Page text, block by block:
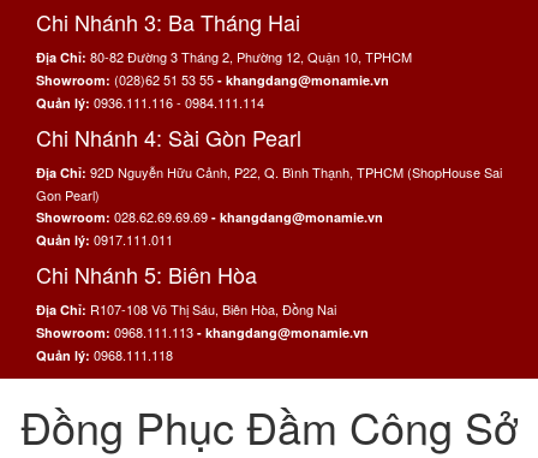
Chi Nhánh 3: Ba Tháng Hai
Địa Chỉ: 80-82 Đường 3 Tháng 2, Phường 12, Quận 10, TPHCM
Showroom: (028)62 51 53 55 - khangdang@monamie.vn
Quản lý: 0936.111.116 - 0984.111.114
Chi Nhánh 4: Sài Gòn Pearl
Địa Chỉ: 92D Nguyễn Hữu Cảnh, P22, Q. Bình Thạnh, TPHCM (ShopHouse Sai
Gon Pearl)
Showroom: 028.62.69.69.69 - khangdang@monamie.vn
Quản lý: 0917.111.011
Chi Nhánh 5: Biên Hòa
Địa Chỉ: R107-108 Võ Thị Sáu, Biên Hòa, Đồng Nai
Showroom: 0968.111.113 - khangdang@monamie.vn
Quản lý: 0968.111.118
Đồng Phục Đầm Công Sở